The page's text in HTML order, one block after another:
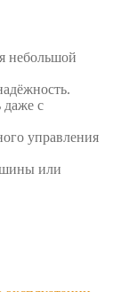
небольшой
даже с
управления
или